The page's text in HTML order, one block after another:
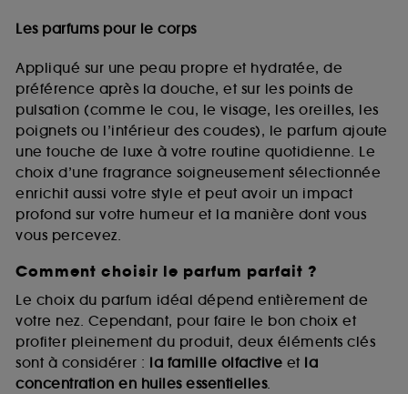
Les parfums pour le corps
Appliqué sur une peau propre et hydratée, de
préférence après la douche, et sur les points de
pulsation (comme le cou, le visage, les oreilles, les
poignets ou l’intérieur des coudes), le parfum ajoute
une touche de luxe à votre routine quotidienne. Le
choix d’une fragrance soigneusement sélectionnée
enrichit aussi votre style et peut avoir un impact
profond sur votre humeur et la manière dont vous
vous percevez.
Comment choisir le parfum parfait ?
Le choix du parfum idéal dépend entièrement de
votre nez. Cependant, pour faire le bon choix et
profiter pleinement du produit, deux éléments clés
sont à considérer : la famille olfactive et la
concentration en huiles essentielles.
fraudes aux moyens de paiement et les
usurpations d’identité.
Cookies fonctionnels :il s’agit de cookies
permettant l’affichage et/ou la fourniture de
certaines fonctionnalités du site, tel que les
cookies d’authentification qui sont utilisés afin de
vous faire bénéficier de l’authentification
prolongée vous permettant d’accéder à votre
compte lors de votre prochaine visite sur le site
sans saisir à nouveau votre identifiant et mot de
passe.
A l'exception des cookies techniques, le dépôt et la
lecture de ces traceurs requiert votre accord. Vous
pouvez personnaliser vos choix concernant le dépôt
de ces cookies grâce au bouton "personnaliser mes
choix" ci-dessous ou décider de "tout accepter".
Sephora pourra associer les informations de
navigation collectées par ces Cookies, pour les